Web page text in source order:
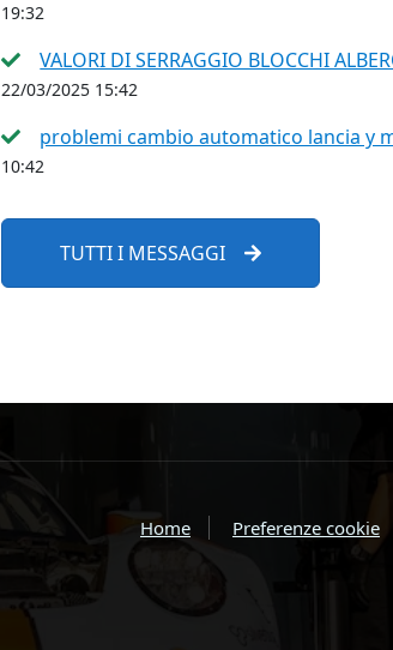
19:32
VALORI DI SERRAGGIO BLOCCHI
22/03/2025 15:42
problemi cambio automatico lancia y
10:42
TUTTI I MESSAGGI
Home Preferenze cookie